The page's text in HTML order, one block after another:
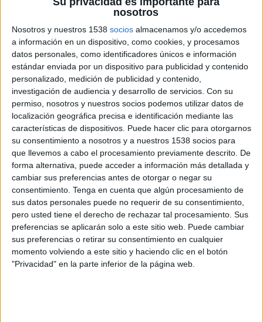
nosotros
Nosotros y nuestros 1538 socios almacenamos y/o accedemos
a información en un dispositivo, como cookies, y procesamos
datos personales, como identificadores únicos e información
estándar enviada por un dispositivo para publicidad y contenido
personalizado, medición de publicidad y contenido,
investigación de audiencia y desarrollo de servicios. Con su
permiso, nosotros y nuestros socios podemos utilizar datos de
localización geográfica precisa e identificación mediante las
características de dispositivos. Puede hacer clic para otorgarnos
su consentimiento a nosotros y a nuestros 1538 socios para
que llevemos a cabo el procesamiento previamente descrito. De
forma alternativa, puede acceder a información más detallada y
cambiar sus preferencias antes de otorgar o negar su
consentimiento. Tenga en cuenta que algún procesamiento de
sus datos personales puede no requerir de su consentimiento,
pero usted tiene el derecho de rechazar tal procesamiento. Sus
preferencias se aplicarán solo a este sitio web. Puede cambiar
sus preferencias o retirar su consentimiento en cualquier
momento volviendo a este sitio y haciendo clic en el botón
"Privacidad" en la parte inferior de la página web.
FICHA TÉCNICA
Anunciante: Trivu
Campaña: Spanish Taleñto
Agencia: BlackFlag
Equipo de estrategia: Inés Gimeno y Bernardo
Moleón
Director creativo ejecutivo: Pablo Barrionuevo
Estudio de diseño: Así Studio (María Martínez
Cortés y Carmen Bescansa Jiménez)
Producción visual: Rebeca Velvet, liberta.creative
y Paula Rodríguez Pereiro
Fotógrafo: Edu Belmonte